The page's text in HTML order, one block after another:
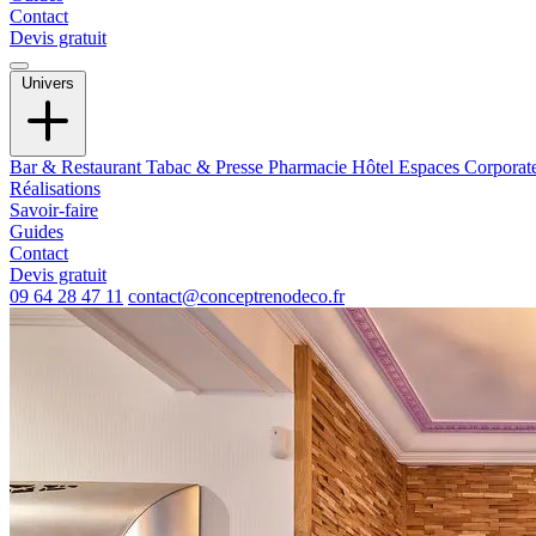
Contact
Devis gratuit
Univers
Bar & Restaurant Tabac & Presse Pharmacie Hôtel Espaces
Réalisations
Savoir-faire
Guides
Contact
Devis gratuit
09 64 28 47 11 contact@conceptrenodeco.fr